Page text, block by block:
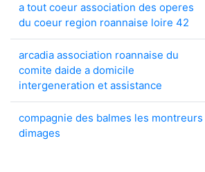
a tout coeur association des operes
du coeur region roannaise loire 42
arcadia association roannaise du
comite daide a domicile
intergeneration et assistance
compagnie des balmes les montreurs
dimages